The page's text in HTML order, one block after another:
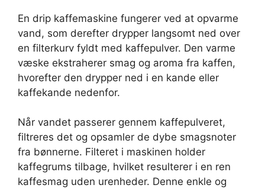
En drip kaffemaskine fungerer ved at opvarme
vand, som derefter drypper langsomt ned over
en filterkurv fyldt med kaffepulver. Den varme
væske ekstraherer smag og aroma fra kaffen,
hvorefter den drypper ned i en kande eller
kaffekande nedenfor.
Når vandet passerer gennem kaffepulveret,
filtreres det og opsamler de dybe smagsnoter
fra bønnerne. Filteret i maskinen holder
kaffegrums tilbage, hvilket resulterer i en ren
kaffesmag uden urenheder. Denne enkle og